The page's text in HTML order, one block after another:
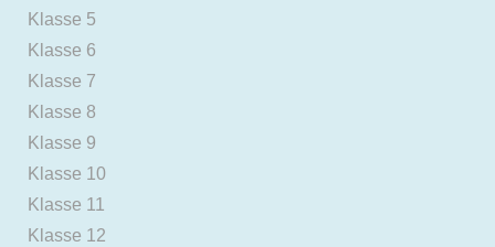
Klasse 5
Klasse 6
Klasse 7
Klasse 8
Klasse 9
Klasse 10
Klasse 11
Klasse 12